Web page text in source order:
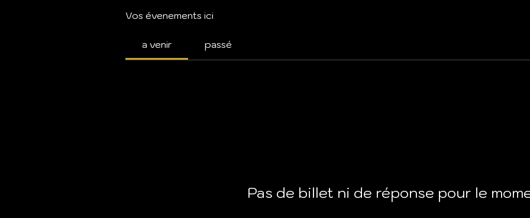
Vos évenements ici
a venir passé
Pas de billet ni de réponse pour le